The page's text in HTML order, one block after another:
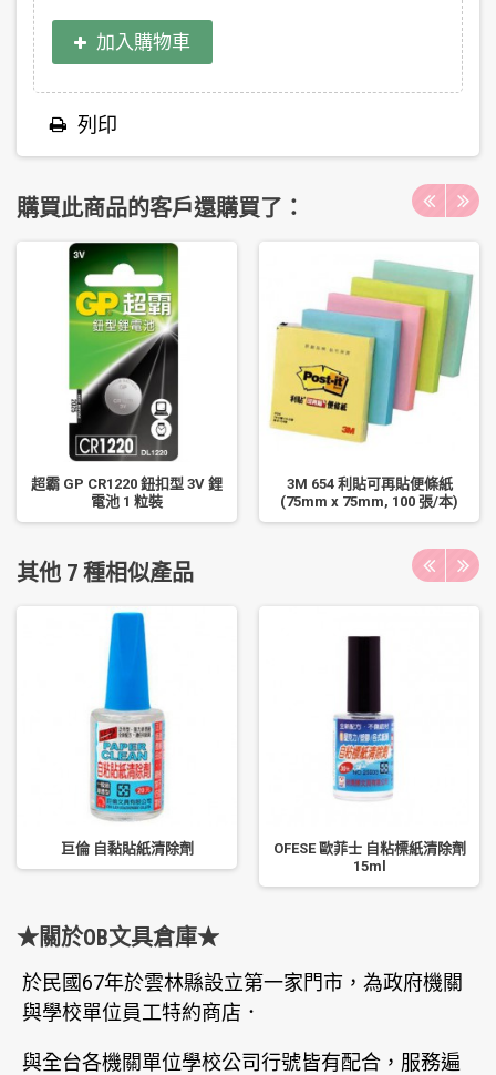
加入購物車
列印
購買此商品的客戶還購買了：
超霸 GP CR1220 鈕扣型 3V 鋰
電池 1 粒裝
3M 654 利貼可再貼便條紙
(75mm x 75mm, 100 張/本)
其他 7 種相似產品
巨倫 自黏貼紙清除劑
OFESE 歐菲士 自粘標紙清除劑
15ml
★關於OB文具倉庫★
於民國67年於雲林縣設立第一家門市，為政府機關
與學校單位員工特約商店．
與全台各機關單位學校公司行號皆有配合，服務遍